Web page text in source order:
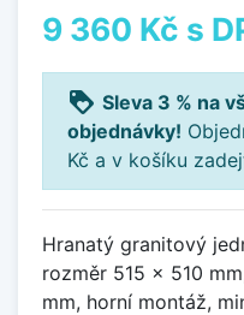
9 360 Kč s
loyalty Sleva 3 % na
objednávky!
Kč a v košíku
Hranatý granitový
rozměr 515 x 510
mm, horní montáž,